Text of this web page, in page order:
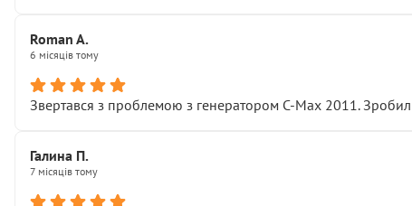
Roman A.
6 місяців тому
Звертався з проблемою з генератором C-Max 2011.
Галина П.
7 місяців тому